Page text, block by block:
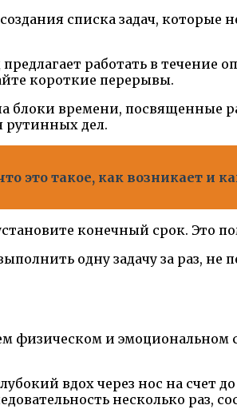
списка задач,
работать в
короткие перерывы.
блоки времени,
рутинных дел.
это такое, как возникает и
конечный срок. Это
одну задачу за раз,
физическом и эмоциональном
вдох через нос на счет
несколько